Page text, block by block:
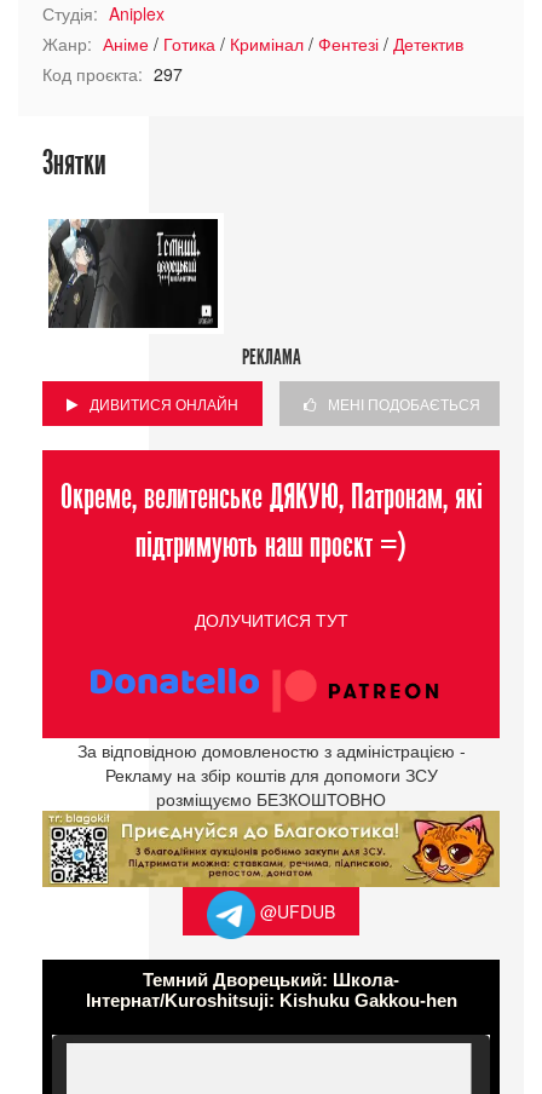
Студія: Aniplex
Жанр: Аніме / Готика / Кримінал / Фентезі / Детектив
Код проєкта: 297
Знятки
РЕКЛАМА
ДИВИТИСЯ ОНЛАЙН МЕНІ ПОДОБАЄТЬСЯ
Окреме, велитенське ДЯКУЮ, Патронам, які
підтримують наш проєкт =)
ДОЛУЧИТИСЯ ТУТ
За відповідною домовленостю з адміністрацією -
Рекламу на збір коштів для допомоги ЗСУ
розміщуємо БЕЗКОШТОВНО
@UFDUB